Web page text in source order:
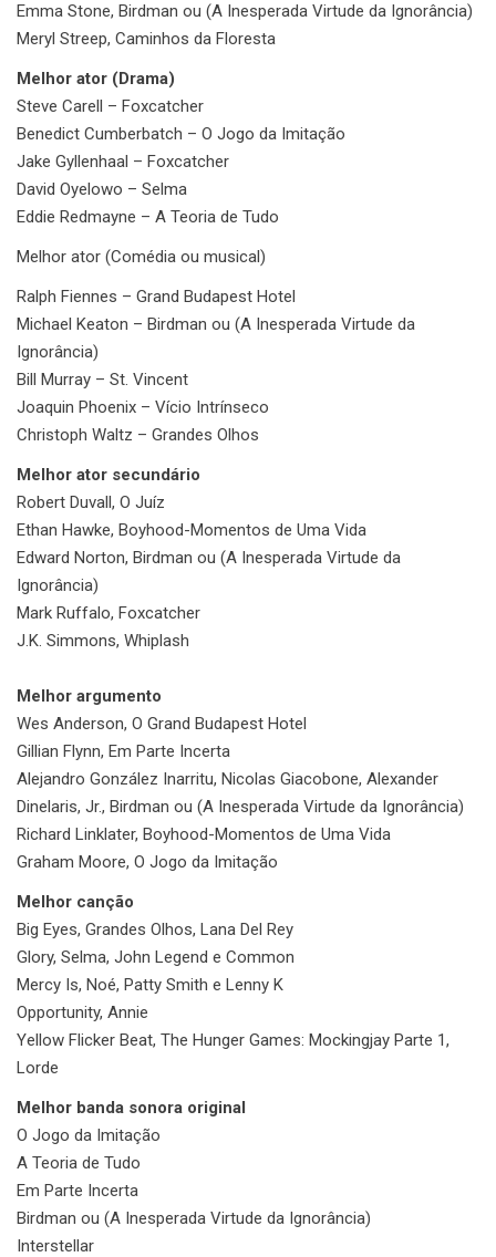
Emma Stone, Birdman ou (A Inesperada Virtude da Ignorância)
Meryl Streep, Caminhos da Floresta
Melhor ator (Drama)
Steve Carell – Foxcatcher
Benedict Cumberbatch – O Jogo da Imitação
Jake Gyllenhaal – Foxcatcher
David Oyelowo – Selma
Eddie Redmayne – A Teoria de Tudo
Melhor ator (Comédia ou musical)
Ralph Fiennes – Grand Budapest Hotel
Michael Keaton – Birdman ou (A Inesperada Virtude da
Ignorância)
Bill Murray – St. Vincent
Joaquin Phoenix – Vício Intrínseco
Christoph Waltz – Grandes Olhos
Melhor ator secundário
Robert Duvall, O Juíz
Ethan Hawke, Boyhood-Momentos de Uma Vida
Edward Norton, Birdman ou (A Inesperada Virtude da
Ignorância)
Mark Ruffalo, Foxcatcher
J.K. Simmons, Whiplash
Melhor argumento
Wes Anderson, O Grand Budapest Hotel
Gillian Flynn, Em Parte Incerta
Alejandro González Inarritu, Nicolas Giacobone, Alexander
Dinelaris, Jr., Birdman ou (A Inesperada Virtude da Ignorância)
Richard Linklater, Boyhood-Momentos de Uma Vida
Graham Moore, O Jogo da Imitação
Melhor canção
Big Eyes, Grandes Olhos, Lana Del Rey
Glory, Selma, John Legend e Common
Mercy Is, Noé, Patty Smith e Lenny K
Opportunity, Annie
Yellow Flicker Beat, The Hunger Games: Mockingjay Parte 1,
Lorde
Melhor banda sonora original
O Jogo da Imitação
A Teoria de Tudo
Em Parte Incerta
Birdman ou (A Inesperada Virtude da Ignorância)
Interstellar